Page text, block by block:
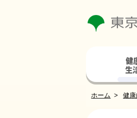
健
生
ホーム 健